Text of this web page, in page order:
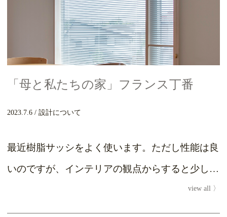
「母と私たちの家」フランス丁番
2023.7.6 設計について
最近樹脂サッシをよく使います。ただし性能は良
いのですが、インテリアの観点からすると少し味
気ない印象になってしまいます。今回はその樹脂
枠が目立た...
view all